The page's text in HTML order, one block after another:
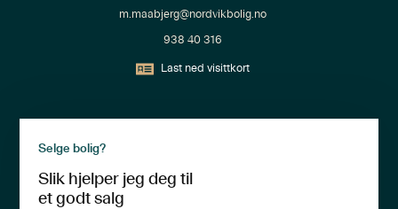
m.maabjerg@nordvikbolig.no
938 40 316
Last ned visittkort
Selge bolig?
Slik hjelper jeg deg til
et godt salg